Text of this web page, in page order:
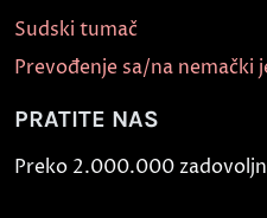
Sudski tumač
Prevođenje sa/na nemački
PRATITE NAS
Preko 2.000.000